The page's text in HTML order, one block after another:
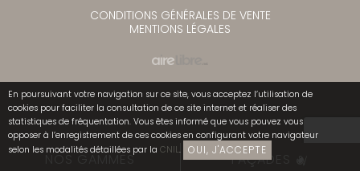
NOS GAMMES FAÇADES
CONDITIONS GÉNÉRALES DE VENTE
MENTIONS LÉGALES
En poursuivant votre navigation sur ce site, vous acceptez l’utilisation de
cookies pour faciliter la consultation de ce site internet et réaliser des
statistiques de fréquentation. Vous êtes informé que vous pouvez vous
opposer à l’enregistrement de ces cookies en configurant votre navigateur
selon les modalités détaillées par la CNIL. OUI, J'ACCEPTE